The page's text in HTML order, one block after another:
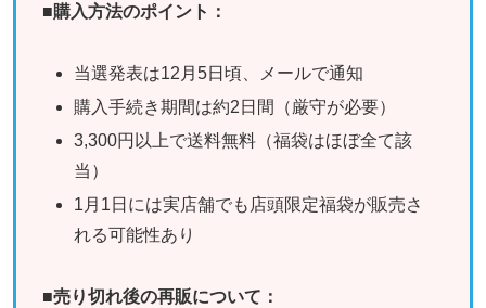
■購入方法のポイント：
当選発表は12月5日頃、メールで通知
購入手続き期間は約2日間（厳守が必要）
3,300円以上で送料無料（福袋はほぼ全て該
当）
1月1日には実店舗でも店頭限定福袋が販売さ
れる可能性あり
■売り切れ後の再販について：